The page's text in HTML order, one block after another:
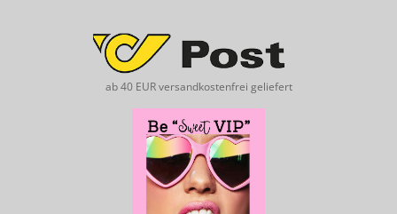
ab 40 EUR versandkostenfrei geliefert